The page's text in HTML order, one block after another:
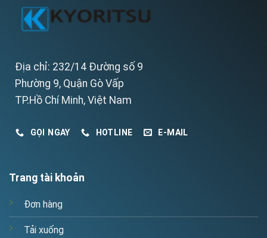
Địa chỉ: 232/14 Đường số 9
Phường 9, Quận Gò Vấp
TP.Hồ Chí Minh, Việt Nam
GỌI NGAY HOTLINE E-MAIL
Trang tài khoản
Đơn hàng
Tải xuống